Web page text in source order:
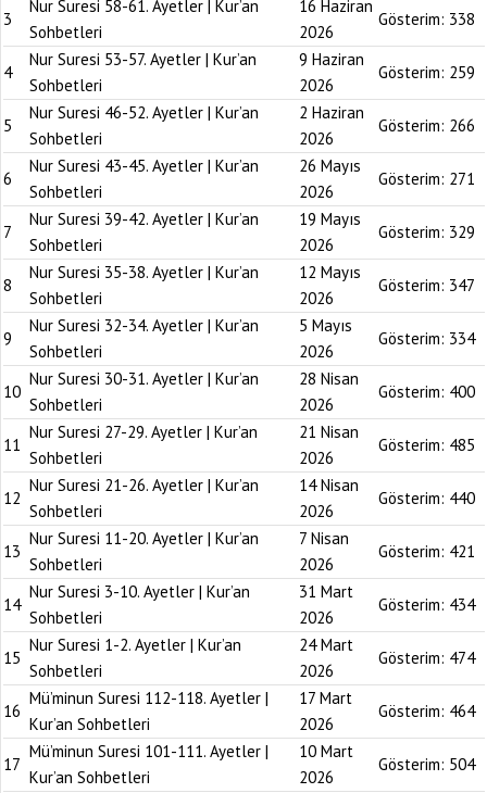
3
Nur Suresi 58-61. Ayetler | Kur’an
Sohbetleri
16 Haziran
2026
Gösterim: 338
4
Nur Suresi 53-57. Ayetler | Kur’an
Sohbetleri
9 Haziran
2026
Gösterim: 259
5
Nur Suresi 46-52. Ayetler | Kur’an
Sohbetleri
2 Haziran
2026
Gösterim: 266
6
Nur Suresi 43-45. Ayetler | Kur’an
Sohbetleri
26 Mayıs
2026
Gösterim: 271
7
Nur Suresi 39-42. Ayetler | Kur’an
Sohbetleri
19 Mayıs
2026
Gösterim: 329
8
Nur Suresi 35-38. Ayetler | Kur’an
Sohbetleri
12 Mayıs
2026
Gösterim: 347
9
Nur Suresi 32-34. Ayetler | Kur’an
Sohbetleri
5 Mayıs
2026
Gösterim: 334
10
Nur Suresi 30-31. Ayetler | Kur’an
Sohbetleri
28 Nisan
2026
Gösterim: 400
11
Nur Suresi 27-29. Ayetler | Kur’an
Sohbetleri
21 Nisan
2026
Gösterim: 485
12
Nur Suresi 21-26. Ayetler | Kur’an
Sohbetleri
14 Nisan
2026
Gösterim: 440
13
Nur Suresi 11-20. Ayetler | Kur’an
Sohbetleri
7 Nisan
2026
Gösterim: 421
14
Nur Suresi 3-10. Ayetler | Kur’an
Sohbetleri
31 Mart
2026
Gösterim: 434
15
Nur Suresi 1-2. Ayetler | Kur’an
Sohbetleri
24 Mart
2026
Gösterim: 474
16
Mü’minun Suresi 112-118. Ayetler |
Kur’an Sohbetleri
17 Mart
2026
Gösterim: 464
17
Mü’minun Suresi 101-111. Ayetler |
Kur’an Sohbetleri
10 Mart
2026
Gösterim: 504